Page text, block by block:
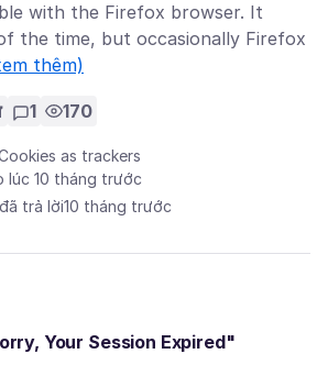
with the Firefox browser. It
the time, but occasionally Firefox
thêm)
1 170
as trackers
lúc 10 tháng trước
đã trả lời10 tháng trước
Your Session Expired"